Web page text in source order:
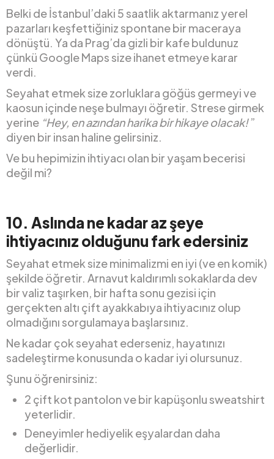
Belki de İstanbul’daki 5 saatlik aktarmanız yerel
pazarları keşfettiğiniz spontane bir maceraya
dönüştü. Ya da Prag’da gizli bir kafe buldunuz
çünkü Google Maps size ihanet etmeye karar
verdi.
Seyahat etmek size zorluklara göğüs germeyi ve
kaosun içinde neşe bulmayı öğretir. Strese girmek
yerine “Hey, en azından harika bir hikaye olacak!”
diyen bir insan haline gelirsiniz.
Ve bu hepimizin ihtiyacı olan bir yaşam becerisi
değil mi?
10. Aslında ne kadar az şeye
ihtiyacınız olduğunu fark edersiniz
Seyahat etmek size minimalizmi en iyi (ve en komik)
şekilde öğretir. Arnavut kaldırımlı sokaklarda dev
bir valiz taşırken, bir hafta sonu gezisi için
gerçekten altı çift ayakkabıya ihtiyacınız olup
olmadığını sorgulamaya başlarsınız.
Ne kadar çok seyahat ederseniz, hayatınızı
sadeleştirme konusunda o kadar iyi olursunuz.
Şunu öğrenirsiniz:
2 çift kot pantolon ve bir kapüşonlu sweatshirt
yeterlidir.
Deneyimler hediyelik eşyalardan daha
değerlidir.